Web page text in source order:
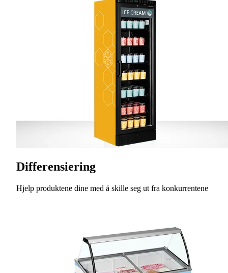
Differensiering
Hjelp produktene dine med å skille seg ut fra konkurrentene